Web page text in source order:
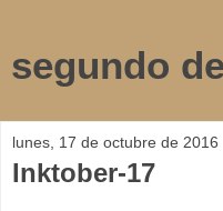
segundo
lunes, 17 de octubre de 2016
Inktober-17